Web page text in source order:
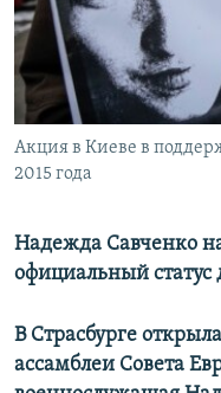
ПОБЕДИТЕЛЕЙ НЕ СУДЯТ?
КРЫМ.НЕПОКОРЕННЫЙ
ELIFBE
УКРАИНСКАЯ ПРОБЛЕМА
ПРИСОЕДИНЯЙТЕСЬ!
Все сайты RFE/RL
Акция в Киеве в
2015 года
Надежда Савченко
официальный статус
В Страсбурге
ассамблеи Совета